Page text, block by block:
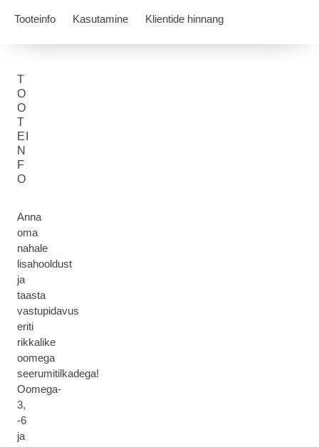
Tooteinfo Kasutamine Klientide hinnang
T
O
O
T
EI
N
F
O
Anna
oma
nahale
lisahooldust
ja
taasta
vastupidavus
eriti
rikkalike
oomega
seerumitilkadega!
Oomega-
3,
-6
ja